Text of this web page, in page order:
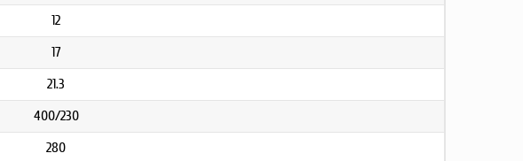
12
17
21.3
400/230
280